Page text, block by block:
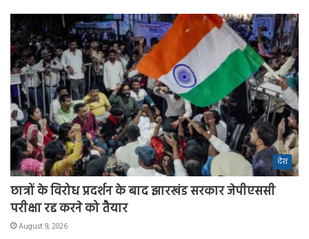
देश
छात्रों के विरोध प्रदर्शन के बाद झारखंड सरकार जेपीएससी
परीक्षा रद्द करने को तैयार
August 9, 2026